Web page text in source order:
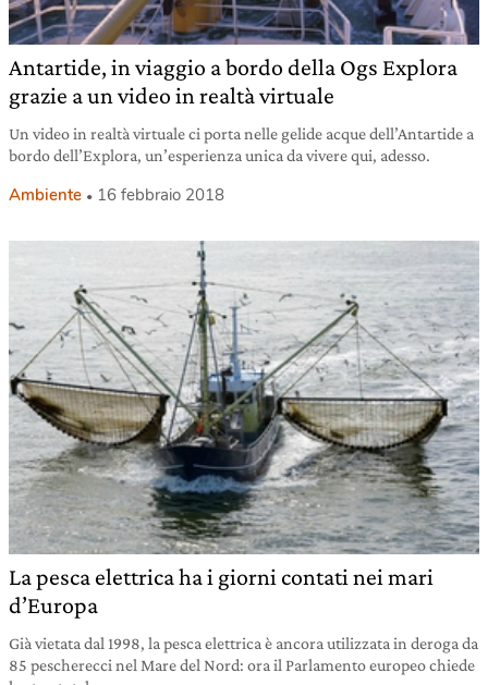
Antartide, in viaggio a bordo della Ogs Explora
grazie a un video in realtà virtuale
Un video in realtà virtuale ci porta nelle gelide acque dell’Antartide a
bordo dell’Explora, un’esperienza unica da vivere qui, adesso.
Ambiente 16 febbraio 2018
La pesca elettrica ha i giorni contati nei mari
d’Europa
Già vietata dal 1998, la pesca elettrica è ancora utilizzata in deroga da
85 pescherecci nel Mare del Nord: ora il Parlamento europeo chiede